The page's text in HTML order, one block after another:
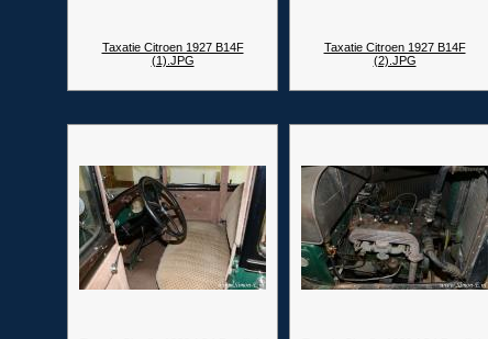
Taxatie Citroen 1927 B14F
(1).JPG
Taxatie Citroen 1927 B14F
(2).JPG